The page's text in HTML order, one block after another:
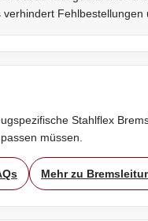
Fehlbestellungen
Stahlflex
müssen.
Mehr zu